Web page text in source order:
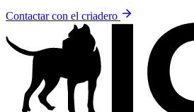
Contactar con el criadero